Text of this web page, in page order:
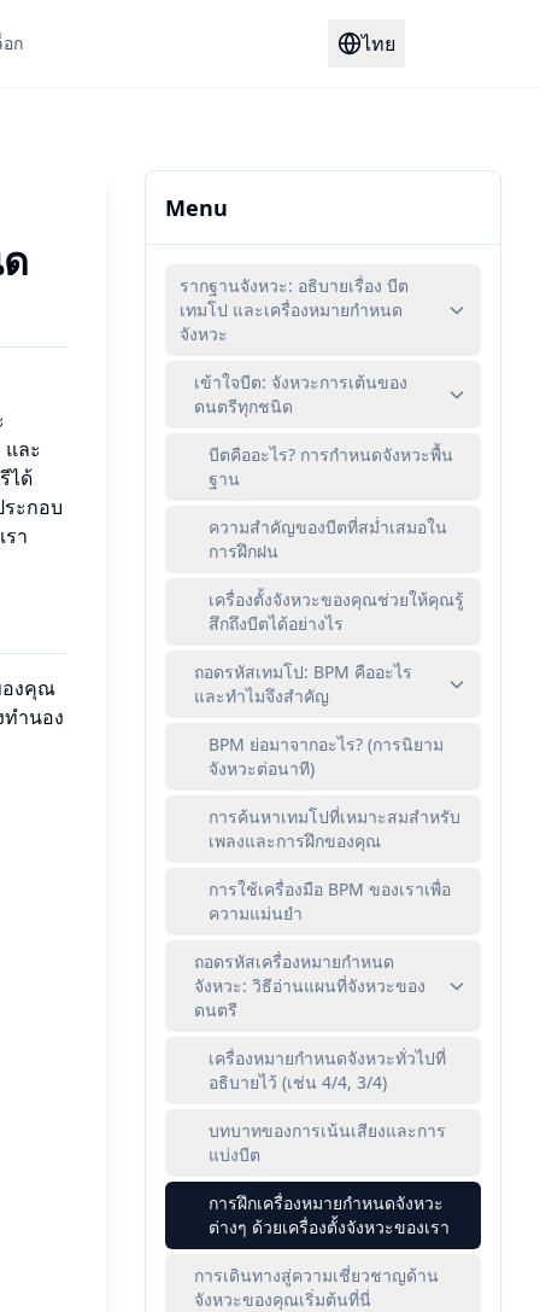
ก ไทย
ละ
ได้
ะกอบ
รา
องคุณ
ำนอง
Menu
รากฐานจังหวะ: อธิบายเรื่อง บีต
เทมโป และเครื่องหมายกำหนด
จังหวะ
เข้าใจบีต: จังหวะการเต้นของ
ดนตรีทุกชนิด
บีตคืออะไร? การกำหนดจังหวะพื้น
ฐาน
ความสำคัญของบีตที่สม่ำเสมอใน
การฝึกฝน
เครื่องตั้งจังหวะของคุณช่วยให้คุณรู้
สึกถึงบีตได้อย่างไร
ถอดรหัสเทมโป: BPM คืออะไร
และทำไมจึงสำคัญ
BPM ย่อมาจากอะไร? (การนิยาม
จังหวะต่อนาที)
การค้นหาเทมโปที่เหมาะสมสำหรับ
เพลงและการฝึกของคุณ
การใช้เครื่องมือ BPM ของเราเพื่อ
ความแม่นยำ
ถอดรหัสเครื่องหมายกำหนด
จังหวะ: วิธีอ่านแผนที่จังหวะของ
ดนตรี
เครื่องหมายกำหนดจังหวะทั่วไปที่
อธิบายไว้ (เช่น 4/4, 3/4)
บทบาทของการเน้นเสียงและการ
แบ่งบีต
การฝึกเครื่องหมายกำหนดจังหวะ
ต่างๆ ด้วยเครื่องตั้งจังหวะของเรา
การเดินทางสู่ความเชี่ยวชาญด้าน
จังหวะของคุณเริ่มต้นที่นี่